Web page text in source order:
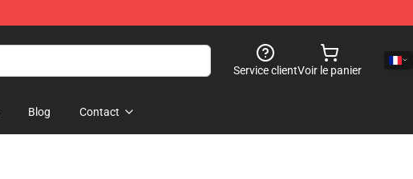
Service clientVoir le panier
Blog Contact